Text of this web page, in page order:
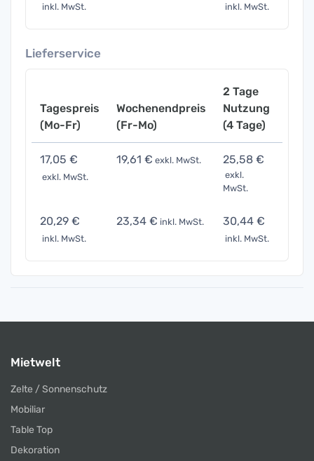
inkl. MwSt. inkl. MwSt.
Lieferservice
Tagespreis
(Mo-Fr)
Wochenendpreis
(Fr-Mo)
2 Tage
Nutzung
(4 Tage)
17,05 €
exkl. MwSt.
19,61 € exkl. MwSt. 25,58 €
exkl.
MwSt.
20,29 €
inkl. MwSt.
23,34 € inkl. MwSt. 30,44 €
inkl. MwSt.
Mietwelt
Zelte / Sonnenschutz
Mobiliar
Table Top
Dekoration